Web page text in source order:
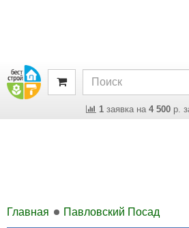
1заявка на 4 500р.
Главная Павловский Посад